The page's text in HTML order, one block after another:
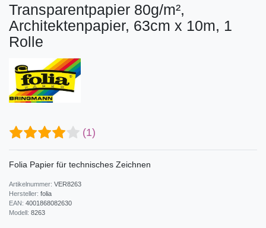
Transparentpapier 80g/m²,
Architektenpapier, 63cm x 10m, 1
Rolle
(1)
Folia Papier für technisches Zeichnen
Artikelnummer: VER8263
Hersteller: folia
EAN: 4001868082630
Modell: 8263